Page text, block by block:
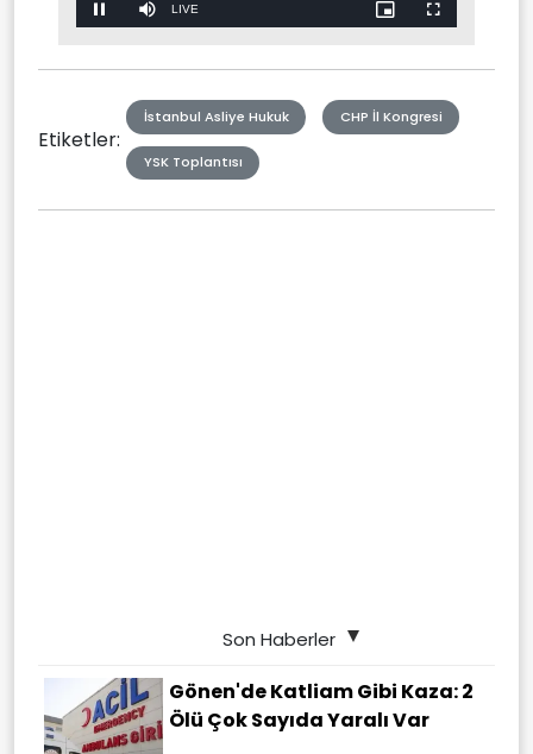
Pause Mute Stream
LIVE
Picture-
in-
Fullscreen
Etiketler:
İstanbul Asliye Hukuk CHP İl Kongresi
YSK Toplantısı
Son Haberler
Gönen'de Katliam Gibi Kaza: 2
Ölü Çok Sayıda Yaralı Var